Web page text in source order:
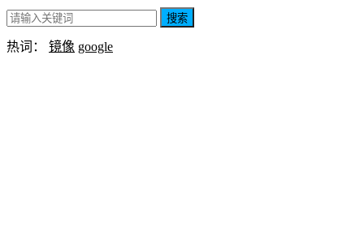
搜索
热词： 镜像 google